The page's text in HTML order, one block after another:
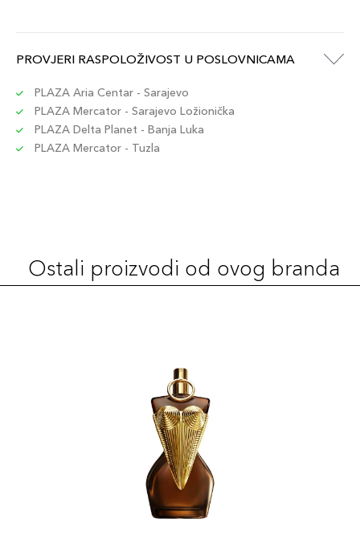
PROVJERI RASPOLOŽIVOST U POSLOVNICAMA
PLAZA Aria Centar - Sarajevo
PLAZA Mercator - Sarajevo Ložionička
PLAZA Delta Planet - Banja Luka
PLAZA Mercator - Tuzla
Ostali proizvodi od ovog branda